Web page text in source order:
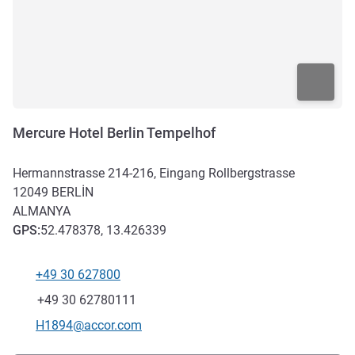
Mercure Hotel Berlin Tempelhof
Hermannstrasse 214-216, Eingang Rollbergstrasse
12049 BERLİN
ALMANYA
GPS:52.478378, 13.426339
Telefon
+49 30 627800
Faks
+49 30 62780111
İletişim için e-posta
H1894@accor.com